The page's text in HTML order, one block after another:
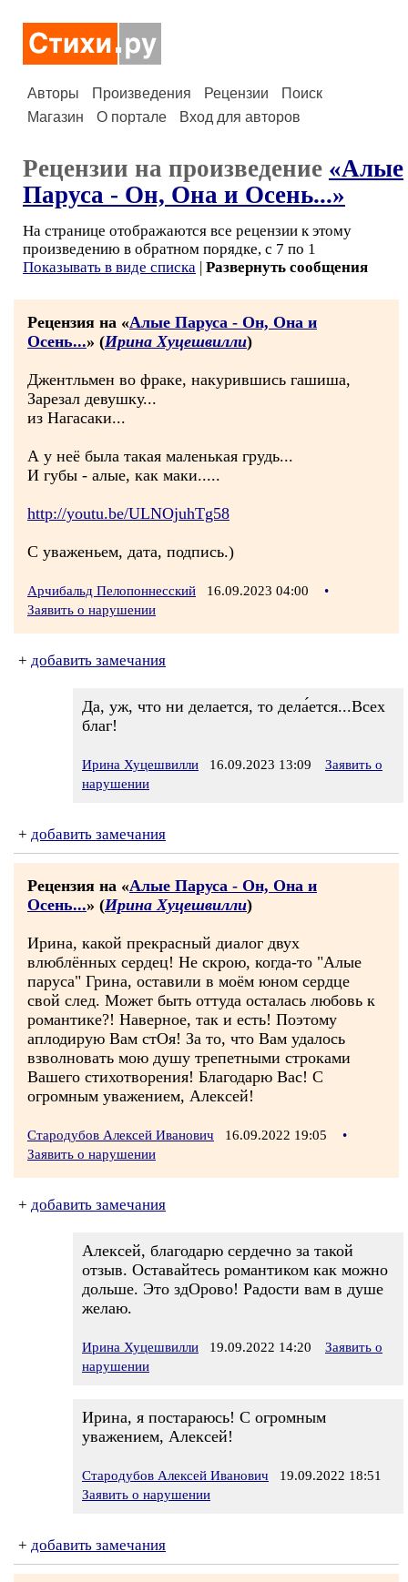
Авторы Произведения Рецензии
Поиск
Магазин
О портале Вход для авторов
Рецензии на произведение «Алые
Паруса - Он, Она и Осень...»
На странице отображаются все рецензии к этому
произведению в обратном порядке, с 7 по 1
Показывать в виде списка | Развернуть сообщения
Рецензия на «Алые Паруса - Он, Она и
Осень...» (Ирина Хуцешвилли)
Джентльмен во фраке, накурившись гашиша,
Зарезал девушку...
из Нагасаки...
А у неё была такая маленькая грудь...
И губы - алые, как маки.....
http://youtu.be/ULNOjuhTg58
С уваженьем, дата, подпись.)
Арчибальд Пелопоннесский 16.09.2023 04:00
•
Заявить о нарушении
+ добавить замечания
Да, уж, что ни делается, то дела́ется...Всех
благ!
Ирина Хуцешвилли 16.09.2023 13:09
Заявить о
нарушении
+ добавить замечания
Рецензия на «Алые Паруса - Он, Она и
Осень...» (Ирина Хуцешвилли)
Ирина, какой прекрасный диалог двух
влюблённых сердец! Не скрою, когда-то "Алые
паруса" Грина, оставили в моём юном сердце
свой след. Может быть оттуда осталась любовь к
романтике?! Наверное, так и есть! Поэтому
аплодирую Вам стОя! За то, что Вам удалось
взволновать мою душу трепетными строками
Вашего стихотворения! Благодарю Вас! С
огромным уважением, Алексей!
Стародубов Алексей Иванович 16.09.2022 19:05
•
Заявить о нарушении
+ добавить замечания
Алексей, благодарю сердечно за такой
отзыв. Оставайтесь романтиком как можно
дольше. Это здОрово! Радости вам в душе
желаю.
Ирина Хуцешвилли 19.09.2022 14:20
Заявить о
нарушении
Ирина, я постараюсь! С огромным
уважением, Алексей!
Стародубов Алексей Иванович 19.09.2022 18:51
Заявить о нарушении
+ добавить замечания